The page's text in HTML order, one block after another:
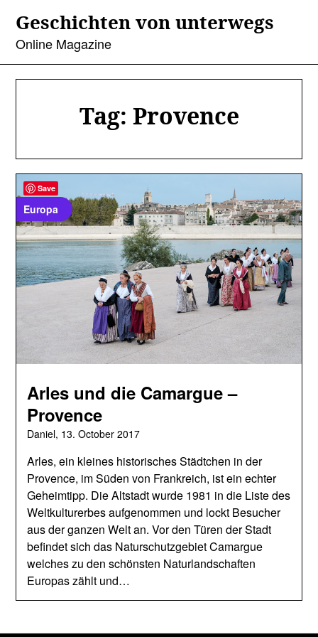
content
Geschichten von unterwegs
Online Magazine
Tag: Provence
Europa
Arles und die Camargue –
Provence
Daniel, 13. October 2017
Arles, ein kleines historisches Städtchen in der
Provence, im Süden von Frankreich, ist ein echter
Geheimtipp. Die Altstadt wurde 1981 in die Liste des
Weltkulturerbes aufgenommen und lockt Besucher
aus der ganzen Welt an. Vor den Türen der Stadt
befindet sich das Naturschutzgebiet Camargue
welches zu den schönsten Naturlandschaften
Europas zählt und…
Save